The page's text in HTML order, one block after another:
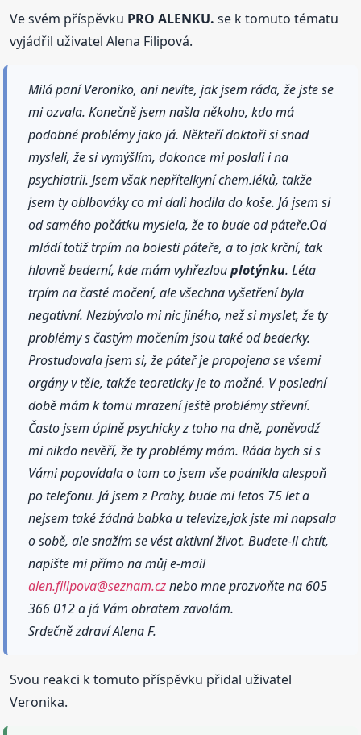
Ve svém příspěvku PRO ALENKU. se k tomuto tématu
vyjádřil uživatel Alena Filipová.
Milá paní Veroniko, ani nevíte, jak jsem ráda, že jste se
mi ozvala. Konečně jsem našla někoho, kdo má
podobné problémy jako já. Někteří doktoři si snad
mysleli, že si vymýšlím, dokonce mi poslali i na
psychiatrii. Jsem však nepřítelkyní chem.léků, takže
jsem ty oblbováky co mi dali hodila do koše. Já jsem si
od samého počátku myslela, že to bude od páteře.Od
mládí totiž trpím na bolesti páteře, a to jak krční, tak
hlavně bederní, kde mám vyhřezlouplotýnku. Léta
trpím na časté močení, ale všechna vyšetření byla
negativní. Nezbývalo mi nic jiného, než si myslet, že ty
problémy s častým močením jsou také od bederky.
Prostudovala jsem si, že páteř je propojena se všemi
orgány v těle, takže teoreticky je to možné. V poslední
době mám k tomu mrazení ještě problémy střevní.
Často jsem úplně psychicky z toho na dně, poněvadž
mi nikdo nevěří, že ty problémy mám. Ráda bych si s
Vámi popovídala o tom co jsem vše podnikla alespoň
po telefonu. Já jsem z Prahy, bude mi letos 75 let a
nejsem také žádná babka u televize,jak jste mi napsala
o sobě, ale snažím se vést aktivní život. Budete-li chtít,
napište mi přímo na můj e-mail
alen.filipova@seznam.cznebo mne prozvoňte na 605
366 012 a já Vám obratem zavolám.
Srdečně zdraví Alena F.
Svou reakci k tomuto příspěvku přidal uživatel
Veronika.